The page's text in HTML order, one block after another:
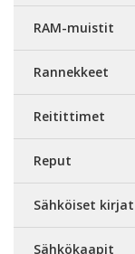
RAM-muistit
Rannekkeet
Reitittimet
Reput
Sähköiset kirjat
Sähkökaapit